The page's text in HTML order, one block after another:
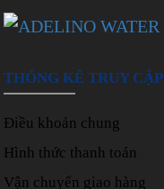
THỐNG KÊ TRUY CẬP
Điều khoản chung
Hình thức thanh toán
Vận chuyển giao hàng